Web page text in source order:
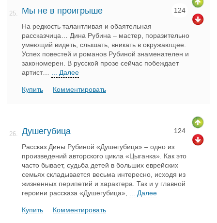
25. Мы не в проигрыше 124
На редкость талантливая и обаятельная
рассказчица… Дина Рубина – мастер, поразительно
умеющий видеть, слышать, вникать в окружающее.
Успех повестей и романов Рубиной знаменателен и
закономерен. В русской прозе сейчас побеждает
артист… ... Далее
Купить Комментировать
26. Душегубица 124
Рассказ Дины Рубиной «Душегубица» – одно из
произведений авторского цикла «Цыганка». Как это
часто бывает, судьба детей в больших еврейских
семьях складывается весьма интересно, исходя из
жизненных перипетий и характера. Так и у главной
героини рассказа «Душегубица», ... Далее
Купить Комментировать